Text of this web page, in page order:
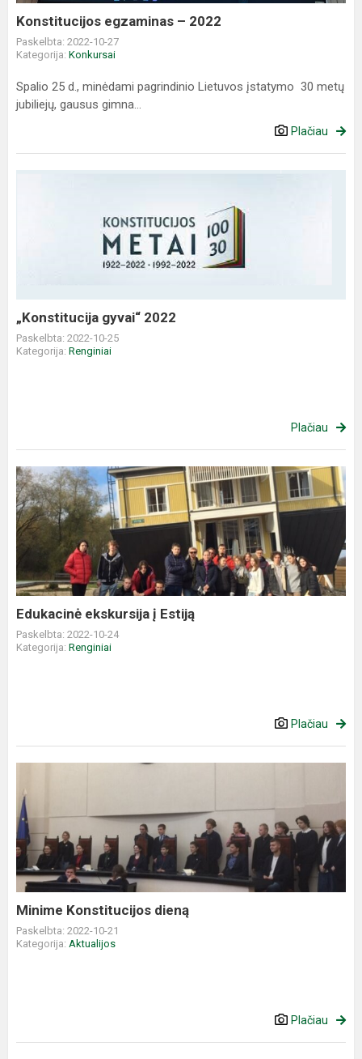
Konstitucijos egzaminas – 2022
Paskelbta: 2022-10-27
Kategorija: Konkursai
Spalio 25 d., minėdami pagrindinio Lietuvos įstatymo 30 metų
jubiliejų, gausus gimna...
Plačiau
„Konstitucija gyvai“ 2022
Paskelbta: 2022-10-25
Kategorija: Renginiai
Plačiau
Edukacinė
ekskursija
į
Estiją
Edukacinė ekskursija į Estiją
Paskelbta: 2022-10-24
Kategorija: Renginiai
Plačiau
Konstitucijos
dieną
Minime Konstitucijos dieną
Paskelbta: 2022-10-21
Kategorija: Aktualijos
Plačiau